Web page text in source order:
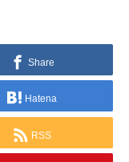
Share
Hatena
RSS